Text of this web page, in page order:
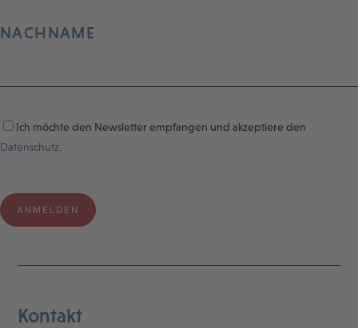
NACHNAME
Ich möchte den Newsletter empfangen und akzeptiere den
Datenschutz.
Kontakt